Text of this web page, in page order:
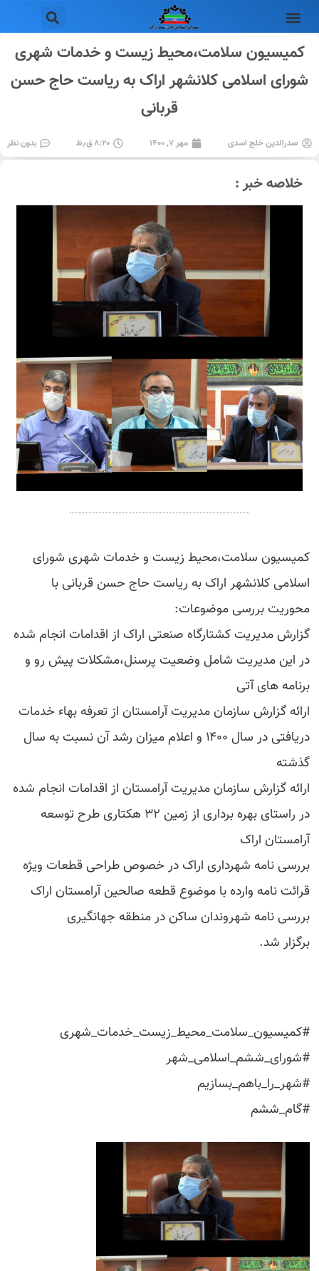
کمیسیون سلامت،محیط زیست و خدمات شهری
شورای اسلامی کلانشهر اراک به ریاست حاج حسن
قربانی
صدرالدین خلج اسدی مهر ۷, ۱۴۰۰ ۸:۲۰ ق٫ظ بدون نظر
خلاصه خبر :
کمیسیون سلامت،محیط زیست و خدمات شهری شورای
اسلامی کلانشهر اراک به ریاست حاج حسن قربانی با
محوریت بررسی موضوعات:
گزارش مدیریت کشتارگاه صنعتی اراک از اقدامات انجام شده
در این مدیریت شامل وضعیت پرسنل،مشکلات پیش رو و
برنامه های آتی
ارائه گزارش سازمان مدیریت آرامستان از تعرفه بهاء خدمات
دریافتی در سال ۱۴۰۰ و اعلام میزان رشد آن نسبت به سال
گذشته
ارائه گزارش سازمان مدیریت آرامستان از اقدامات انجام شده
در راستای بهره برداری از زمین ۳۲ هکتاری طرح توسعه
آرامستان اراک
بررسی نامه شهرداری اراک در خصوص طراحی قطعات ویژه
قرائت نامه وارده با موضوع قطعه صالحین آرامستان اراک
بررسی نامه شهروندان ساکن در منطقه جهانگیری
برگزار شد.
#کمیسیون_سلامت_محیط_زیست_خدمات_شهری
#شورای_ششم_اسلامی_شهر
#شهر_را_باهم_بسازیم
#گام_ششم